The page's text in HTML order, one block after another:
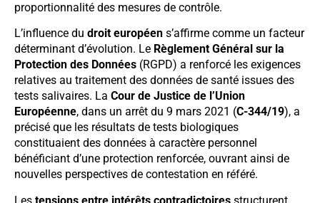
proportionnalité des mesures de contrôle.
L’influence du droit européen s’affirme comme un facteur
déterminant d’évolution. Le Règlement Général sur la
Protection des Données (RGPD) a renforcé les exigences
relatives au traitement des données de santé issues des
tests salivaires. La Cour de Justice de l’Union
Européenne, dans un arrêt du 9 mars 2021 (C-344/19), a
précisé que les résultats de tests biologiques
constituaient des données à caractère personnel
bénéficiant d’une protection renforcée, ouvrant ainsi de
nouvelles perspectives de contestation en référé.